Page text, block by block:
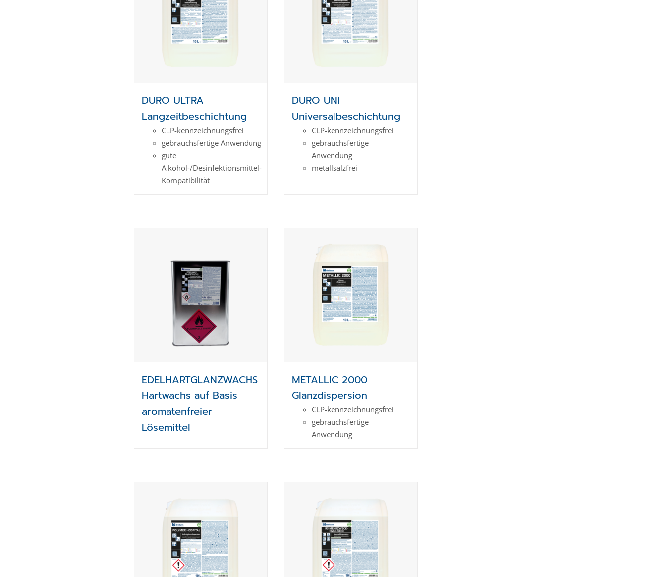
DURO ULTRA
Langzeitbeschichtung
CLP-kenn­zeich­­nungs­frei
gebrauchsfertige Anwendung
gute
Alkohol-/Desinfektionsmittel-
Kompatibilität
DURO UNI
Universalbeschichtung
CLP-kenn­zeich­­nungs­frei
gebrauchsfertige
Anwendung
metallsalzfrei
EDELHARTGLANZWACHS
Hartwachs auf Basis
aromatenfreier
Lösemittel
METALLIC 2000
Glanzdispersion
CLP-kenn­zeich­­nungs­frei
gebrauchsfertige
Anwendung